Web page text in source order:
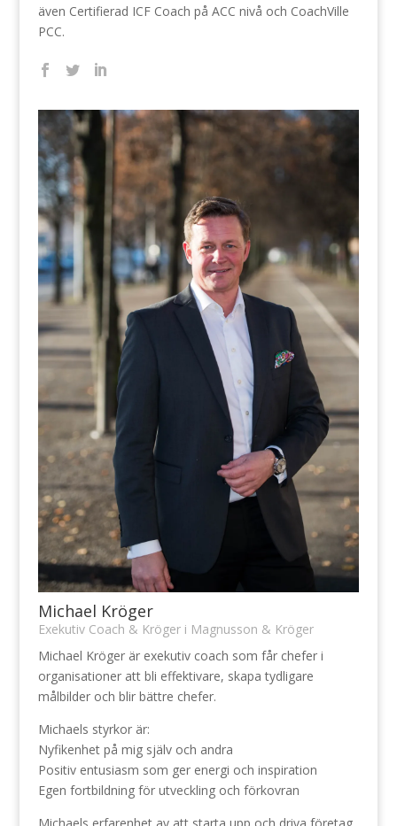
även Certifierad ICF Coach på ACC nivå och CoachVille
PCC.
Michael Kröger
Exekutiv Coach & Kröger i Magnusson & Kröger
Michael Kröger är exekutiv coach som får chefer i
organisationer att bli effektivare, skapa tydligare
målbilder och blir bättre chefer.
Michaels styrkor är:
Nyfikenhet på mig själv och andra
Positiv entusiasm som ger energi och inspiration
Egen fortbildning för utveckling och förkovran